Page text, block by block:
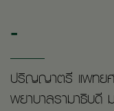
-
ปริญญาตรี แพทย
พยาบาลรามาธิบดี